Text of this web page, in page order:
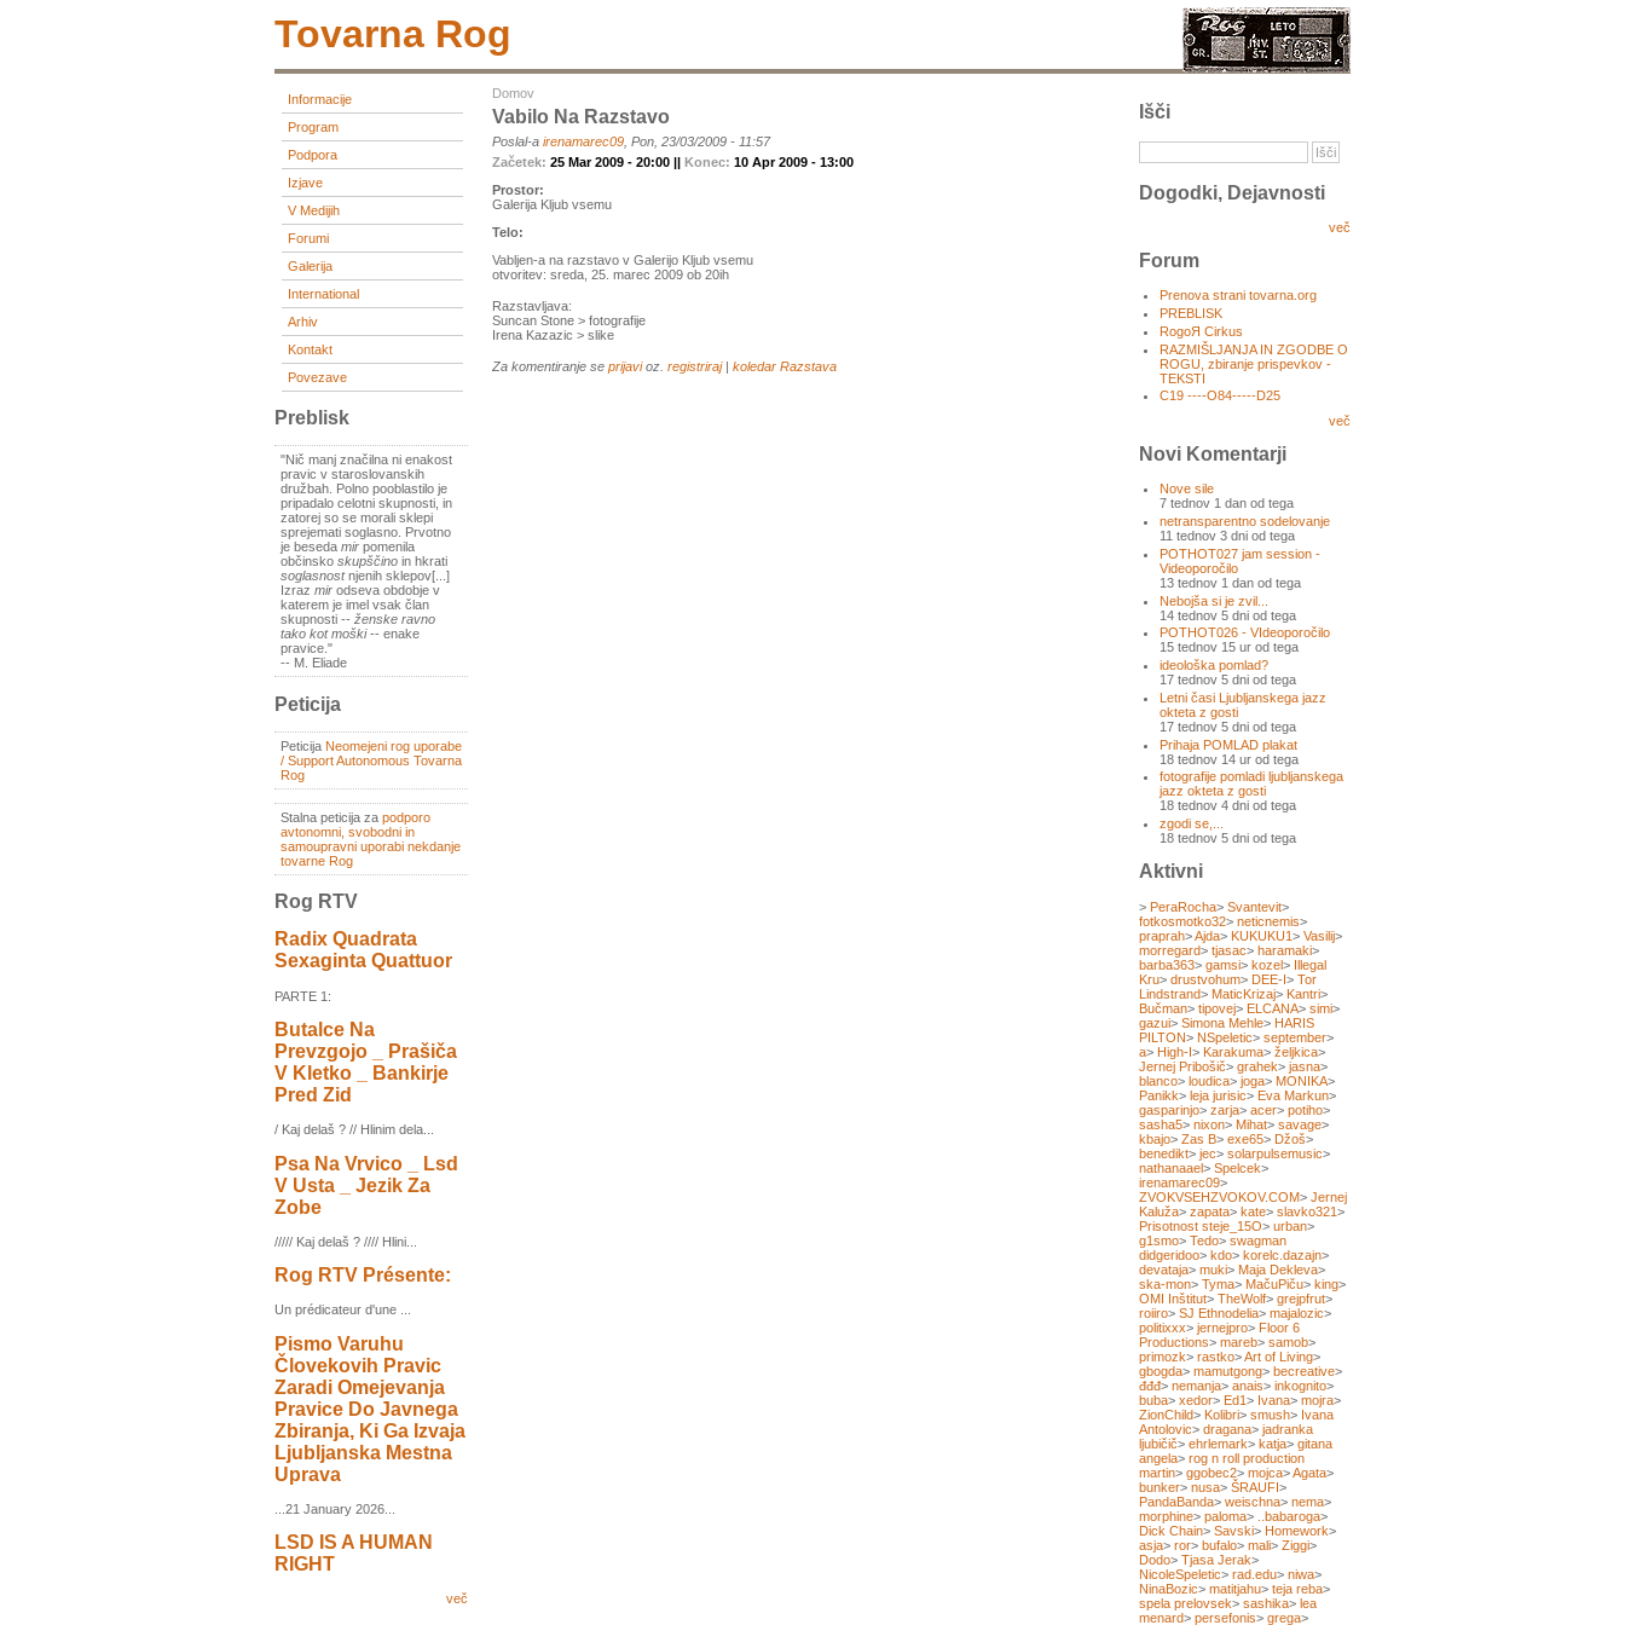
Tovarna Rog
Informacije
Program
Podpora
Izjave
V Medijih
Forumi
Galerija
International
Arhiv
Kontakt
Povezave
Preblisk
"Nič manj značilna ni enakost
pravic v staroslovanskih
družbah. Polno pooblastilo je
pripadalo celotni skupnosti, in
zatorej so se morali sklepi
sprejemati soglasno. Prvotno
je beseda mir pomenila
občinsko skupščino in hkrati
soglasnostnjenih sklepov[...]
Izraz mir odseva obdobje v
katerem je imel vsak član
skupnosti -- ženske ravno
tako kot moški-- enake
pravice."
-- M. Eliade
Peticija
Peticija Neomejeni rog uporabe
/ Support Autonomous Tovarna
Rog
Stalna peticija za podporo
avtonomni, svobodni in
samoupravni uporabi nekdanje
tovarne Rog
Rog RTV
Radix Quadrata
Sexaginta Quattuor
PARTE 1:
Butalce Na
Prevzgojo _ Prašiča
V Kletko _ Bankirje
Pred Zid
/ Kaj delaš ? // Hlinim dela...
Psa Na Vrvico _ Lsd
V Usta _ Jezik Za
Zobe
///// Kaj delaš ? //// Hlini...
Rog RTV Présente:
Un prédicateur d'une ...
Pismo Varuhu
Človekovih Pravic
Zaradi Omejevanja
Pravice Do Javnega
Zbiranja, Ki Ga Izvaja
Ljubljanska Mestna
Uprava
...21 January 2026...
LSD IS A HUMAN
RIGHT
več
Domov
Vabilo Na Razstavo
Poslal-a irenamarec09 , Pon, 23/03/2009 - 11:57
Začetek: 25 Mar 2009 - 20:00 || Konec: 10 Apr 2009 - 13:00
Prostor:
Galerija Kljub vsemu
Telo:
Vabljen-a na razstavo v Galerijo Kljub vsemu
otvoritev: sreda, 25. marec 2009 ob 20ih
Razstavljava:
Suncan Stone > fotografije
Irena Kazazic > slike
Za komentiranje se prijavioz. registriraj| koledar Razstava
Išči
Dogodki, Dejavnosti
več
Forum
Prenova strani tovarna.org
PREBLISK
RogoЯ Cirkus
RAZMIŠLJANJA IN ZGODBE O
ROGU, zbiranje prispevkov -
TEKSTI
C19 ----O84-----D25
več
Novi Komentarji
Nove sile
7 tednov 1 dan od tega
netransparentno sodelovanje
11 tednov 3 dni od tega
POTHOT027 jam session -
Videoporočilo
13 tednov 1 dan od tega
Nebojša si je zvil...
14 tednov 5 dni od tega
POTHOT026 - VIdeoporočilo
15 tednov 15 ur od tega
ideološka pomlad?
17 tednov 5 dni od tega
Letni časi Ljubljanskega jazz
okteta z gosti
17 tednov 5 dni od tega
Prihaja POMLAD plakat
18 tednov 14 ur od tega
fotografije pomladi ljubljanskega
jazz okteta z gosti
18 tednov 4 dni od tega
zgodi se,...
18 tednov 5 dni od tega
Aktivni
> PeraRocha> Svantevit>
fotkosmotko32> neticnemis>
praprah>Ajda> KUKUKU1> Vasilij>
morregard> tjasac> haramaki>
barba363> gamsi> kozel> Illegal
Kru> drustvohum> DEE-I> Tor
Lindstrand> MaticKrizaj> Kantri>
Bučman> tipovej> ELCANA> simi>
gazui> Simona Mehle> HARIS
PILTON> NSpeletic> september>
a> High-I> Karakuma> željkica>
Jernej Pribošič> grahek> jasna>
blanco> loudica> joga> MONIKA>
Panikk> leja jurisic> Eva Markun>
gasparinjo> zarja> acer> potiho>
sasha5> nixon> Mihat> savage>
kbajo> Zas B> exe65> Džoš>
benedikt> jec> solarpulsemusic>
nathanaael> Spelcek>
irenamarec09>
ZVOKVSEHZVOKOV.COM> Jernej
Kaluža> zapata> kate> slavko321>
Prisotnost steje_15O> urban>
g1smo> Tedo> swagman
didgeridoo> kdo> korelc.dazajn>
devataja> muki> Maja Dekleva>
ska-mon> Tyma> MačuPiču> king>
OMI Inštitut> TheWolf> grejpfrut>
roiiro> SJ Ethnodelia> majalozic>
politixxx> jernejpro> Floor 6
Productions> mareb> samob>
primozk> rastko>Art of Living>
gbogda> mamutgong> becreative>
đđđ> nemanja> anais> inkognito>
buba> xedor> Ed1> Ivana> mojra>
ZionChild> Kolibri> smush> Ivana
Antolovic> dragana> jadranka
ljubičič> ehrlemark> katja> gitana
angela> rog n roll production
martin> ggobec2> mojca>Agata>
bunker> nusa> ŠRAUFI>
PandaBanda> weischna> nema>
morphine> paloma> ..babaroga>
Dick Chain> Savski> Homework>
asja> ror> bufalo> mali> Ziggi>
Dodo> Tjasa Jerak>
NicoleSpeletic> rad.edu> niwa>
NinaBozic> matitjahu> teja reba>
spela prelovsek> sashika> lea
menard> persefonis> grega>